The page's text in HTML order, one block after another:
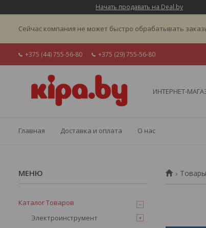
Начать продавать на Deal.by
Сейчас компания не может быстро обрабатывать
+375 (44) 755-56-80 +375 (29) 755-56-80
ИНТЕРНЕТ-
Главная Доставка и оплата О нас
Каталог Товаров
Электроинструмент